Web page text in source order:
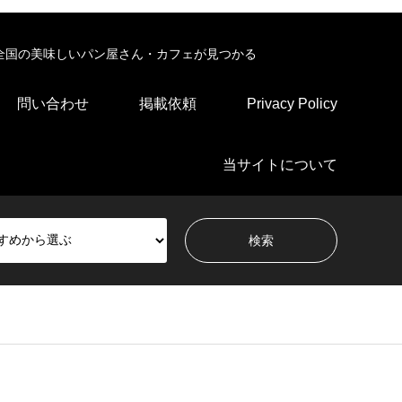
の美味しいパン屋さん・カフェが見つかる
問い合わせ 掲載依頼 Privacy Policy
当サイトについて